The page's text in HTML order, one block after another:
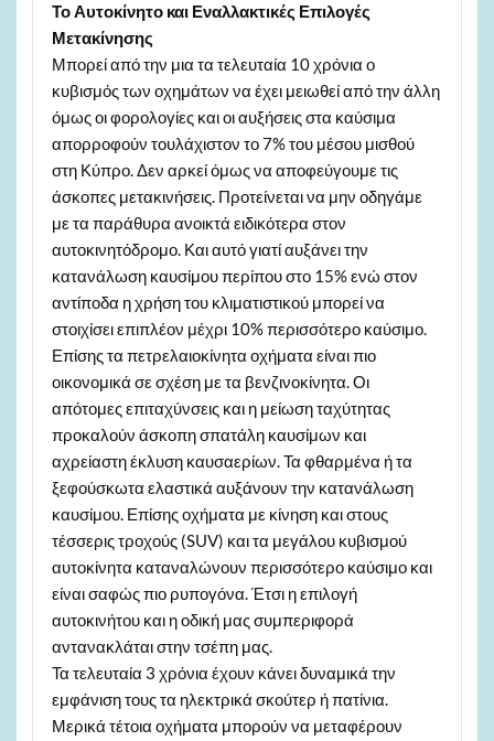
Το Αυτοκίνητο και Εναλλακτικές Επιλογές
Μετακίνησης
Μπορεί από την μια τα τελευταία 10 χρόνια ο
κυβισμός των οχημάτων να έχει μειωθεί από την άλλη
όμως οι φορολογίες και οι αυξήσεις στα καύσιμα
απορροφούν τουλάχιστον το 7% του μέσου μισθού
στη Κύπρο. Δεν αρκεί όμως να αποφεύγουμε τις
άσκοπες μετακινήσεις. Προτείνεται να μην οδηγάμε
με τα παράθυρα ανοικτά ειδικότερα στον
αυτοκινητόδρομο. Και αυτό γιατί αυξάνει την
κατανάλωση καυσίμου περίπου στο 15% ενώ στον
αντίποδα η χρήση του κλιματιστικού μπορεί να
στοιχίσει επιπλέον μέχρι 10% περισσότερο καύσιμο.
Επίσης τα πετρελαιοκίνητα οχήματα είναι πιο
οικονομικά σε σχέση με τα βενζινοκίνητα. Οι
απότομες επιταχύνσεις και η μείωση ταχύτητας
προκαλούν άσκοπη σπατάλη καυσίμων και
αχρείαστη έκλυση καυσαερίων. Τα φθαρμένα ή τα
ξεφούσκωτα ελαστικά αυξάνουν την κατανάλωση
καυσίμου. Επίσης οχήματα με κίνηση και στους
τέσσερις τροχούς (SUV) και τα μεγάλου κυβισμού
αυτοκίνητα καταναλώνουν περισσότερο καύσιμο και
είναι σαφώς πιο ρυπογόνα. Έτσι η επιλογή
αυτοκινήτου και η οδική μας συμπεριφορά
αντανακλάται στην τσέπη μας.
Τα τελευταία 3 χρόνια έχουν κάνει δυναμικά την
εμφάνιση τους τα ηλεκτρικά σκούτερ ή πατίνια.
Μερικά τέτοια οχήματα μπορούν να μεταφέρουν